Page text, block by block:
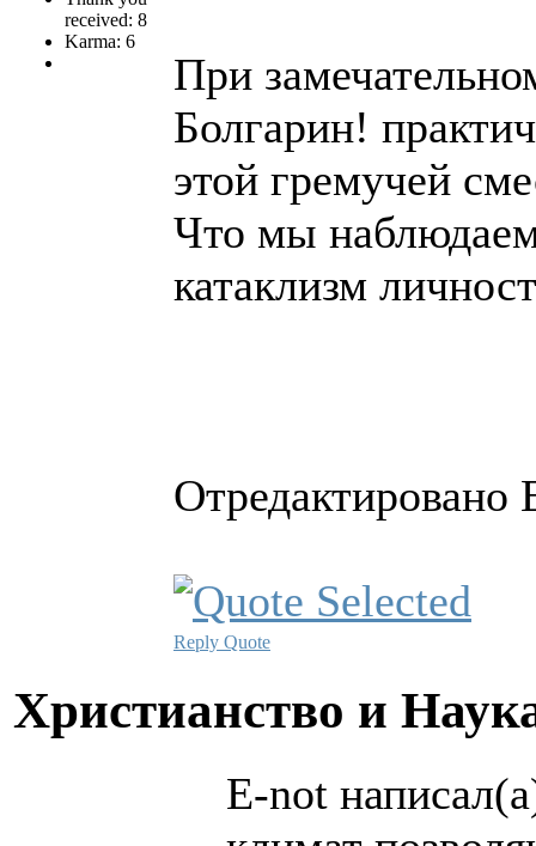
received: 8
Karma: 6
При
Болгарин!
этой гремучей
Что мы
катаклизм
Reply Quote
Христианство и
E-not